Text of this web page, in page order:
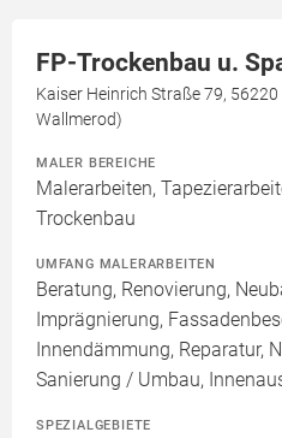
FP-Trockenbau u.
Kaiser Heinrich Straße 79,
Wallmerod)
MALER BEREICHE
Malerarbeiten,
Trockenbau
UMFANG MALERARBEITEN
Beratung, Renovierung,
Imprägnierung,
Innendämmung, Reparatur,
Sanierung / Umbau,
SPEZIALGEBIETE